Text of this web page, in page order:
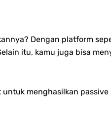
Dengan platform
itu, kamu juga bisa
menghasilkan passive